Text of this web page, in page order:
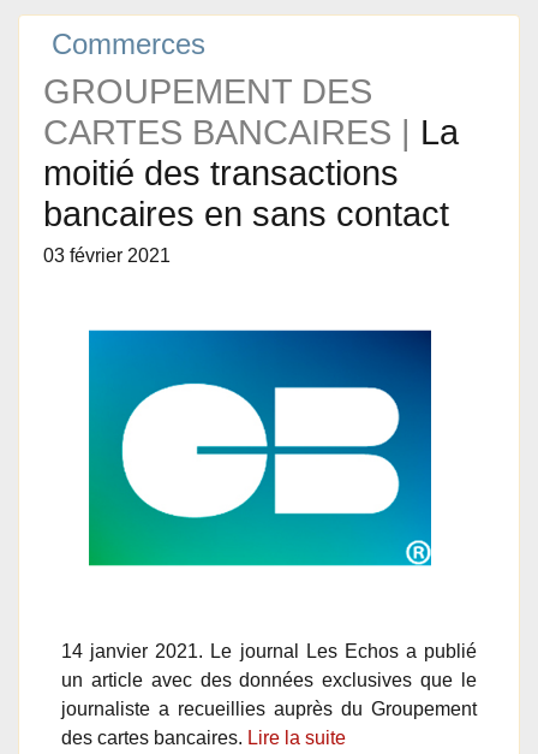
Commerces
GROUPEMENT DES
CARTES BANCAIRES | La
moitié des transactions
bancaires en sans contact
03 février 2021
14 janvier 2021. Le journal Les Echos a publié
un article avec des données exclusives que le
journaliste a recueillies auprès du Groupement
des cartes bancaires. Lire la suite